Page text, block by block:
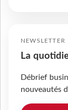
NEWSLETTER
La
Débrief
nouveautés